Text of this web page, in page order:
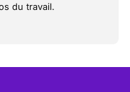
du travail.